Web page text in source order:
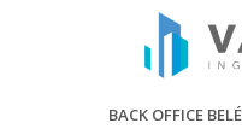
BACK OFFICE